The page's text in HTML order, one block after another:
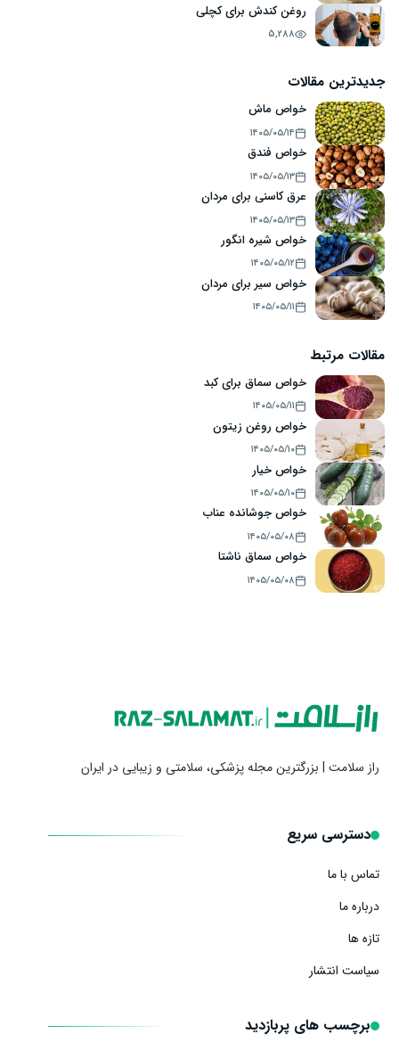
روغن کندش برای کچلی
5,288
جدیدترین مقالات
خواص ماش
۱۴۰۵/۰۵/۱۴
خواص فندق
۱۴۰۵/۰۵/۱۳
عرق کاسنی برای مردان
۱۴۰۵/۰۵/۱۳
خواص شیره انگور
۱۴۰۵/۰۵/۱۲
خواص سیر برای مردان
۱۴۰۵/۰۵/۱۱
مقالات مرتبط
خواص سماق برای کبد
۱۴۰۵/۰۵/۱۱
خواص روغن زیتون
۱۴۰۵/۰۵/۱۰
خواص خیار
۱۴۰۵/۰۵/۱۰
خواص جوشانده عناب
۱۴۰۵/۰۵/۰۸
خواص سماق ناشتا
۱۴۰۵/۰۵/۰۸
راز سلامت | بزرگترین مجله پزشکی، سلامتی و زیبایی در ایران
دسترسی سریع
تماس با ما
درباره ما
تازه ها
سیاست انتشار
برچسب های پربازدید